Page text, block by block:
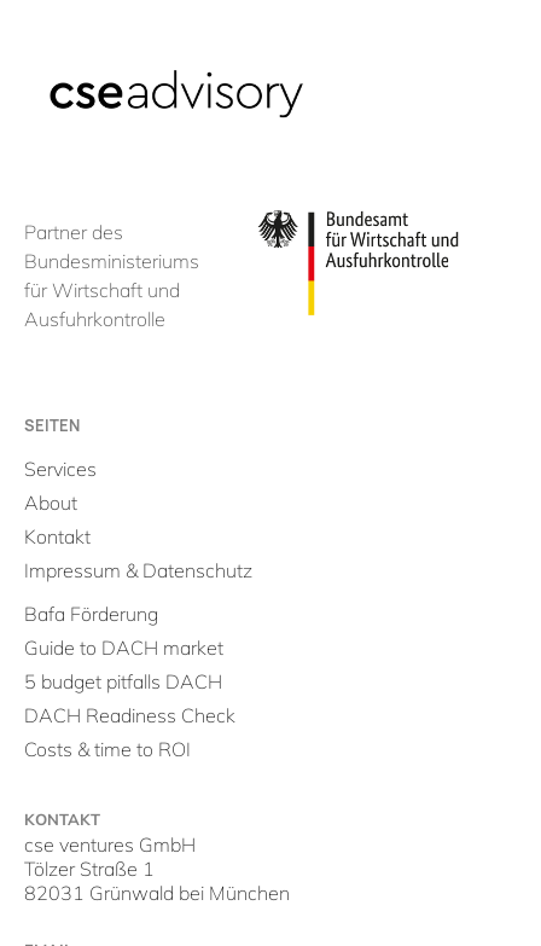
Partner des
Bundesministeriums
für Wirtschaft und
Ausfuhrkontrolle
SEITEN
Services
About
Kontakt
Impressum & Datenschutz
Bafa Förderung
Guide to DACH market
5 budget pitfalls DACH
DACH Readiness Check
Costs & time to ROI
KONTAKT
cse ventures GmbH
Tölzer Straße 1
82031 Grünwald bei München